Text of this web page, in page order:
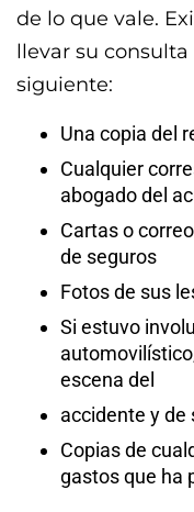
de lo que vale.
llevar su
siguiente:
Una copia del
Cualquier
abogado del
Cartas o
de seguros
Fotos de sus
Si estuvo
escena del
accidente y de
Copias de
gastos que ha